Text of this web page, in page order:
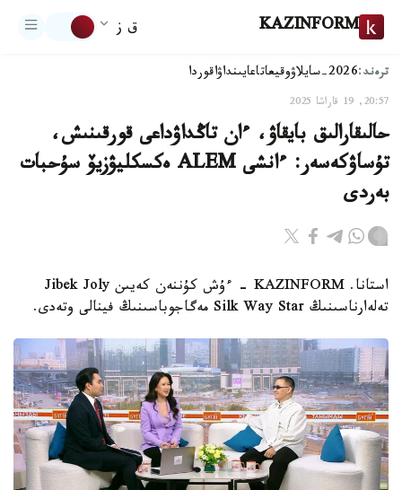
KAZINFORM ق ز
ترەند:2026-سايلاۋ وقيعاتاعايىنداۋاقوردا
20:57, 19 قاراشا 2025
حالىقارالىق بايقاۋ، ءان تاڭداۋداعى قورقىنىش،
تۇساۋكەسەر: ءانشى ALEM ەكسكليۋزيۆ سۇحبات
بەردى
استانا. KAZINFORM - ءۇش كۇننەن كەيىن Jibek Joly
تەلەارناسىنىڭ Silk Way Star مەگاجوباسىنىڭ فينالى وتەدى.